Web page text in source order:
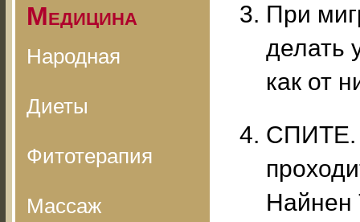
Медицина
Народная
Диеты
Фитотерапия
Массаж
При
делать
как от
СПИТЕ.
Найнен